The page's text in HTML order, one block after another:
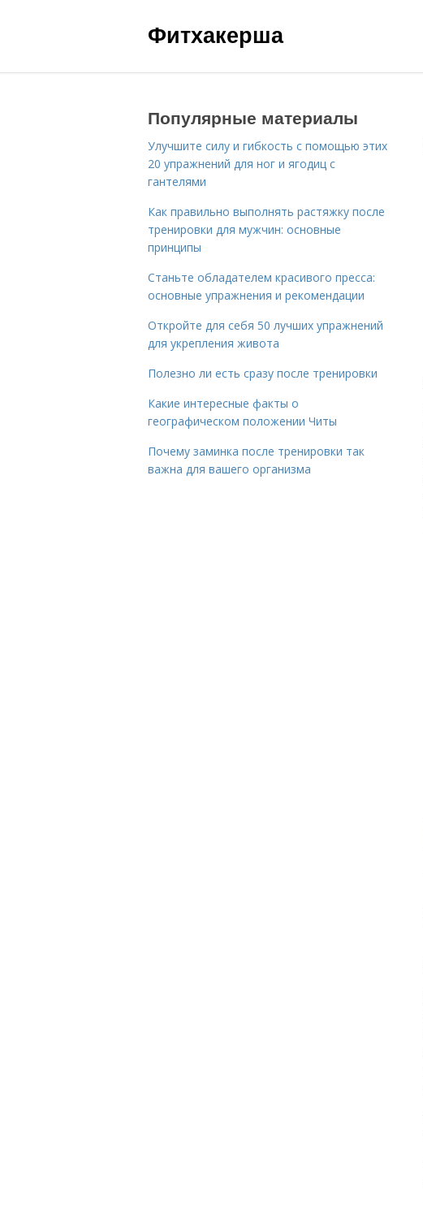
Фитхакерша
Популярные материалы
Улучшите силу и гибкость с помощью этих
20 упражнений для ног и ягодиц с
гантелями
Как правильно выполнять растяжку после
тренировки для мужчин: основные
принципы
Станьте обладателем красивого пресса:
основные упражнения и рекомендации
Откройте для себя 50 лучших упражнений
для укрепления живота
Полезно ли есть сразу после тренировки
Какие интересные факты о
географическом положении Читы
Почему заминка после тренировки так
важна для вашего организма